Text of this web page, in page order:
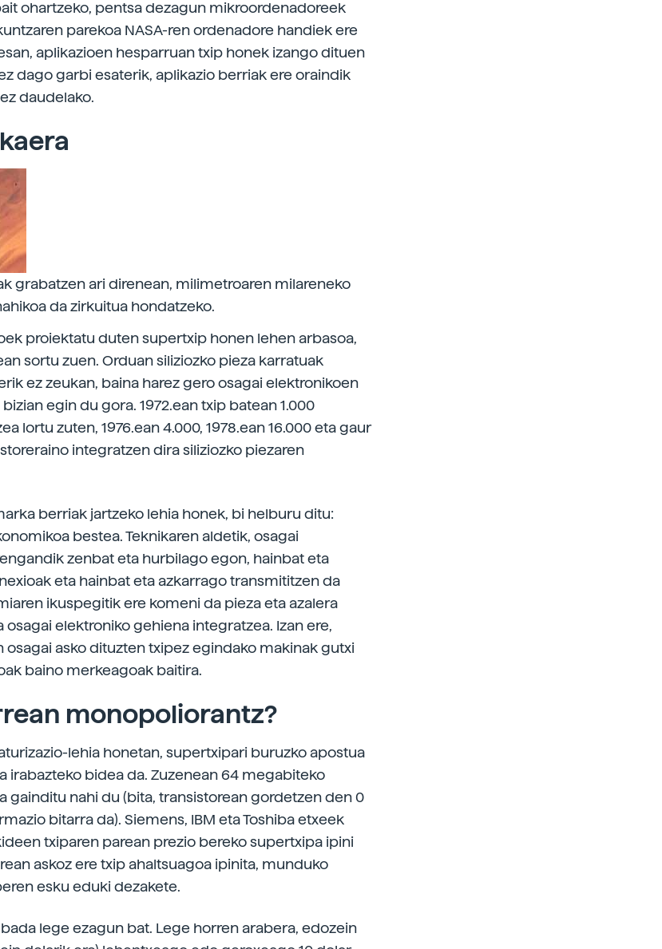
ohartzeko, pentsa dezagun mikroordenadoreek
parekoa NASA-ren ordenadore handiek ere
aplikazioen hesparruan txip honek izango dituen
dago garbi esaterik, aplikazio berriak ere oraindik
daudelako.
grabatzen ari direnean, milimetroaren milareneko
da zirkuitua hondatzeko.
proiektatu duten supertxip honen lehen arbasoa,
sortu zuen. Orduan siliziozko pieza karratuak
ez zeukan, baina harez gero osagai elektronikoen
egin du gora. 1972.ean txip batean 1.000
lortu zuten, 1976.ean 4.000, 1978.ean 16.000 eta gaur
integratzen dira siliziozko piezaren
berriak jartzeko lehia honek, bi helburu ditu:
bestea. Teknikaren aldetik, osagai
zenbat eta hurbilago egon, hainbat eta
eta hainbat eta azkarrago transmititzen da
ikuspegitik ere komeni da pieza eta azalera
osagai elektroniko gehiena integratzea. Izan ere,
osagai asko dituzten txipez egindako makinak gutxi
baino merkeagoak baitira.
monopoliorantz?
lehia honetan, supertxipari buruzko apostua
irabazteko bidea da. Zuzenean 64 megabiteko
gainditu nahi du (bita, transistorean gordetzen den 0
bitarra da). Siemens, IBM eta Toshiba etxeek
txiparen parean prezio bereko supertxipa ipini
askoz ere txip ahaltsuagoa ipinita, munduko
esku eduki dezakete.
lege ezagun bat. Lege horren arabera, edozein